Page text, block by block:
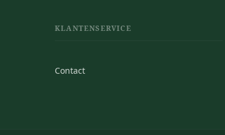
KLANTENSERVICE
Contact